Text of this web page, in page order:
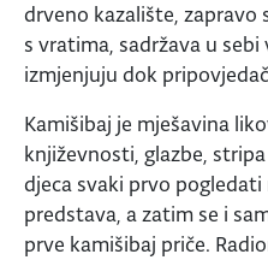
drveno kazalište, zapravo
s vratima, sadržava u
izmjenjuju dok
Kamišibaj je mješavina
književnosti, glazbe,
djeca svaki prvo
predstava, a zatim se i
prve kamišibaj priče.